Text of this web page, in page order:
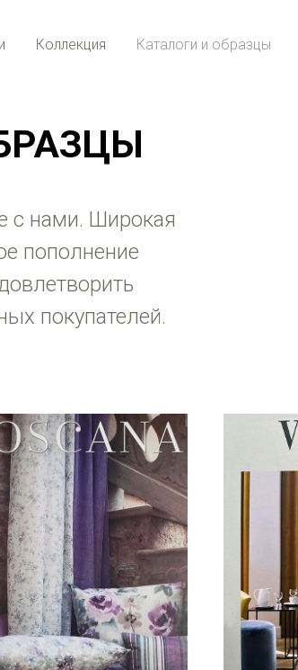
Коллекция Каталоги и образцы
с нами. Широкая
пополнение
покупателей.